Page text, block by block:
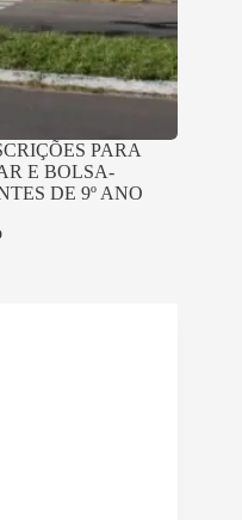
PARA
E BOLSA-
DE 9º ANO